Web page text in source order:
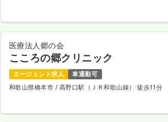
医療法人郷の会
こころの郷クリニック
エージェント求人
車通勤可
和歌山県橋本市 / 高野口駅（ＪＲ和歌山線） 徒歩11分